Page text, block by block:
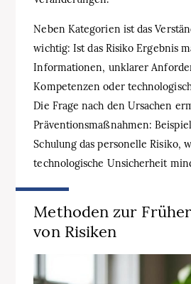
Neben Kategorien ist das
wichtig: Ist das Risiko Ergebnis
Informationen, unklarer
Kompetenzen oder
Die Frage nach den Ursachen
Präventionsmaßnahmen:
Schulung das personelle Risiko,
technologische Unsicherheit
Methoden zur
von Risiken